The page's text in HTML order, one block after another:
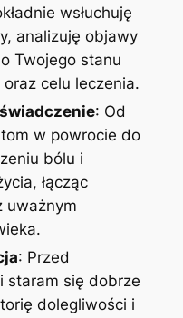
wsłuchuję
analizuję objawy
Twojego stanu
celu leczenia.
: Od
w powrocie do
bólu i
łącząc
uważnym
: Przed
staram się dobrze
dolegliwości i